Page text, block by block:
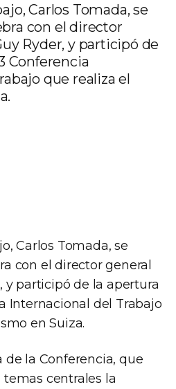
Carlos Tomada, se
con el director
Ryder, y participó de
Conferencia
que realiza el
Carlos Tomada, se
con el director general
y participó de la apertura
Internacional del Trabajo
en Suiza.
de la Conferencia, que
centrales la